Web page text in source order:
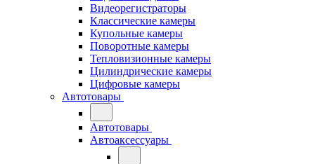
Видеорегистраторы
Классические камеры
Купольные камеры
Поворотные камеры
Тепловизионные камеры
Цилиндрические камеры
Цифровые камеры
Автотовары
Автотовары
Автоаксессуары